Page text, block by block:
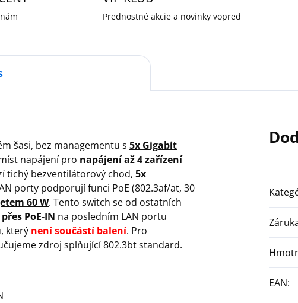
Prednostné akcie a novinky vopred
šasi, bez managementu s 5x Gigabit
napájení pro napájení až 4 zařízení
tichý bezventilátorový chod, 5x
porty podporují funci PoE (802.3af/at, 30
60 W. Tento switch se od ostatních
přes PoE-IN na posledním LAN portu
který není součástí balení. Pro
zdroj splňující 802.3bt standard.
EAN: